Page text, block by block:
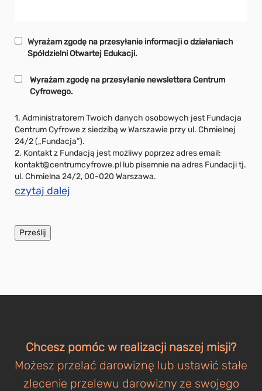
Wyrażam zgodę na przesyłanie informacji o działaniach
Spółdzielni Otwartej Edukacji.
Wyrażam zgodę na przesyłanie newslettera Centrum
Cyfrowego.
1. Administratorem Twoich danych osobowych jest Fundacja
Centrum Cyfrowe z siedzibą w Warszawie przy ul. Chmielnej
24/2 („Fundacja”).
2. Kontakt z Fundacją jest możliwy poprzez adres email:
kontakt@centrumcyfrowe.pl lub pisemnie na adres Fundacji tj.
ul. Chmielna 24/2, 00-020 Warszawa.
czytaj dalej
Chcesz pomóc w realizacji naszej misji?
Możesz przelać darowiznę lub ustawić stałe
zlecenie przelewu darowizny ze swojego